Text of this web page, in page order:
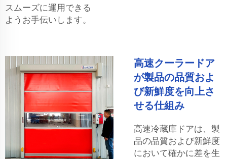
スムーズに運用できる
ようお手伝いします。
高速クーラードア
が製品の品質およ
び新鮮度を向上さ
せる仕組み
高速冷蔵庫ドアは、製
品の品質および新鮮度
において確かに差を生